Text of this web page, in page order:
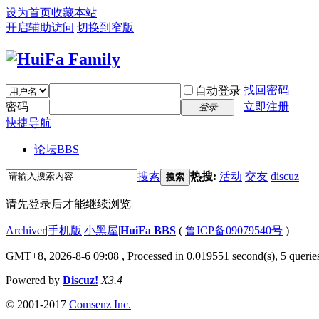
设为首页收藏本站
开启辅助访问 切换到窄版
自动登录 找回密码
密码
登录
立即注册
快捷导航
论坛BBS
搜索 搜索 热搜: 活动 交友 discuz
请先登录后才能继续浏览
Archiver|手机版|小黑屋|HuiFa BBS ( 鲁ICP备09079540号 )
GMT+8, 2026-8-6 09:08 , Processed in 0.019551 second(s), 5
Powered by Discuz! X3.4
© 2001-2017 Comsenz Inc.